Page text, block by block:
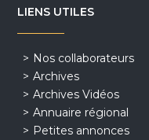
LIENS UTILES
Nos collaborateurs
Archives
Archives Vidéos
Annuaire régional
Petites annonces